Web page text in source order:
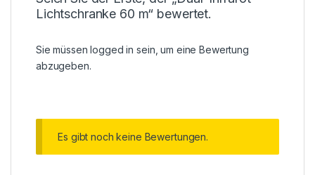
Lichtschranke 60 m“ bewertet.
Sie müssenlogged in sein, um eine Bewertung
abzugeben.
Es gibt noch keine Bewertungen.